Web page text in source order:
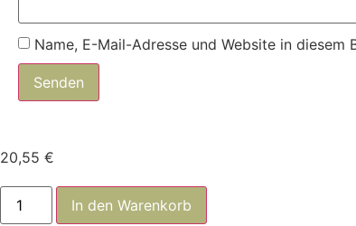
Name, E-Mail-Adresse und Website in diesem
20,55 €
M373A1
Menge
In den Warenkorb